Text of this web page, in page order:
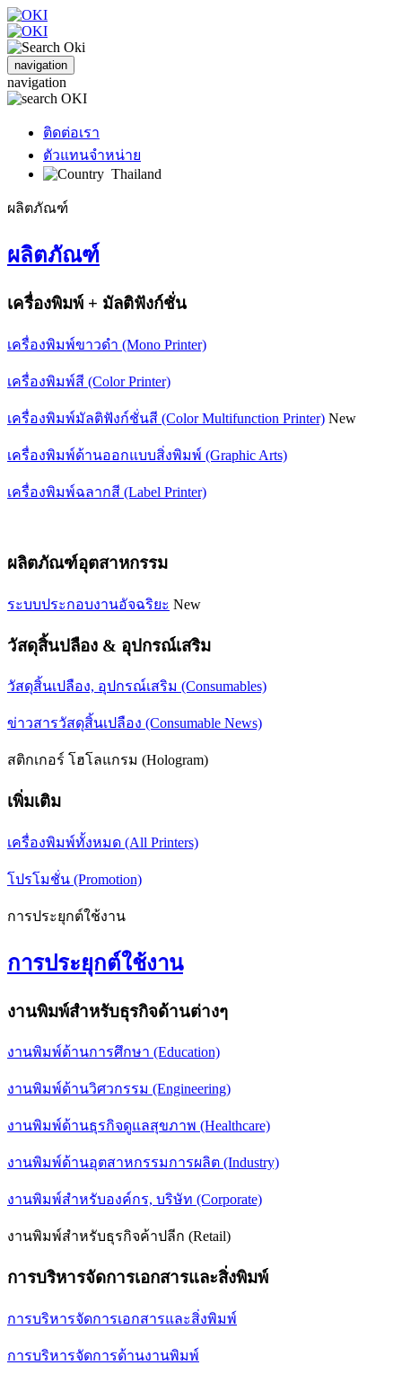
navigation
navigation
ติดต่อเรา
ตัวแทนจำหน่าย
Thailand
ผลิตภัณฑ์
ผลิตภัณฑ์
เครื่องพิมพ์ + มัลติฟังก์ชั่น
เครื่องพิมพ์ขาวดำ (Mono Printer)
เครื่องพิมพ์สี (Color Printer)
เครื่องพิมพ์มัลติฟังก์ชั่นสี (Color Multifunction Printer) New
เครื่องพิมพ์ด้านออกแบบสิ่งพิมพ์ (Graphic Arts)
เครื่องพิมพ์ฉลากสี (Label Printer)
ผลิตภัณฑ์อุตสาหกรรม
ระบบประกอบงานอัจฉริยะ New
วัสดุสิ้นปลือง & อุปกรณ์เสริม
วัสดุสิ้นเปลือง, อุปกรณ์เสริม (Consumables)
ข่าวสารวัสดุสิ้นเปลือง (Consumable News)
สติกเกอร์ โฮโลแกรม (Hologram)
เพิ่มเติม
เครื่องพิมพ์ทั้งหมด (All Printers)
โปรโมชั่น (Promotion)
การประยุกต์ใช้งาน
การประยุกต์ใช้งาน
งานพิมพ์สำหรับธุรกิจด้านต่างๆ
งานพิมพ์ด้านการศึกษา (Education)
งานพิมพ์ด้านวิศวกรรม (Engineering)
งานพิมพ์ด้านธุรกิจดูแลสุขภาพ (Healthcare)
งานพิมพ์ด้านอุตสาหกรรมการผลิต (Industry)
งานพิมพ์สำหรับองค์กร, บริษัท (Corporate)
งานพิมพ์สำหรับธุรกิจค้าปลีก (Retail)
การบริหารจัดการเอกสารและสิ่งพิมพ์
การบริหารจัดการเอกสารและสิ่งพิมพ์
การบริหารจัดการด้านงานพิมพ์